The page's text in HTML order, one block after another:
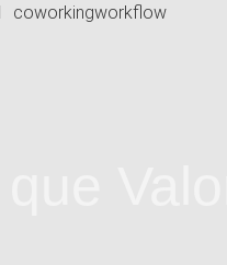
coworkingworkflow